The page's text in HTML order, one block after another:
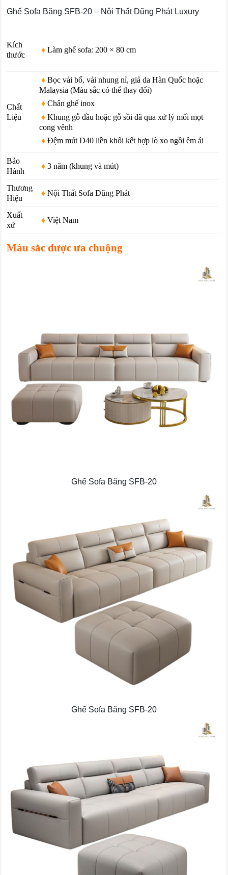
Ghế Sofa Băng SFB-20 – Nội Thất Dũng Phát Luxury
Kích
thước
♦ Làm ghế sofa: 200 × 80 cm
Chất
Liệu
♦ Bọc vải bố, vải nhung nỉ, giả da Hàn Quốc hoặc
Malaysia (Màu sắc có thể thay đổi)
♦ Chân ghế inox
♦ Khung gỗ dầu hoặc gỗ sồi đã qua xử lý mối mọt
cong vênh
♦ Đệm mút D40 liền khối kết hợp lò xo ngồi êm ái
Bảo
Hành
♦3 năm (khung và mút)
Thương
Hiệu
♦Nội Thất Sofa Dũng Phát
Xuất
xứ
♦Việt Nam
Màu sắc được ưa chuộng
Ghế Sofa Băng SFB-20
Ghế Sofa Băng SFB-20